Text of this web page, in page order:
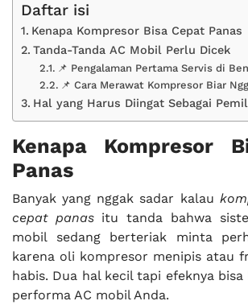
Daftar isi
Kenapa Kompresor Bisa Cepat Panas
Tanda-Tanda AC Mobil Perlu Dicek
📌 Pengalaman Pertama Servis di
📌 Cara Merawat Kompresor Biar
Hal yang Harus Diingat Sebagai
Kenapa Kompresor
Panas
Banyak yang nggak sadar kalau
cepat panasitu tanda bahwa
mobil sedang berteriak minta
karena oli kompresor menipis atau
habis. Dua hal kecil tapi efeknya
performa AC mobil Anda.